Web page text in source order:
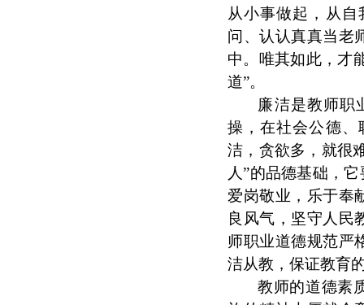
从小事做起，从
问、认认真真当老
中。唯其如此，才
道”。
廉洁是教师职
操，在社会公德、
洁，贪欲多，就很
人”的品德基础，
爱岗敬业，乐于奉
良风气，坚守人民
师职业道德规范严
洁从教，保证教育
教师的道德素